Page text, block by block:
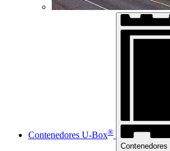
Contenedores U-Box®
Contenedores